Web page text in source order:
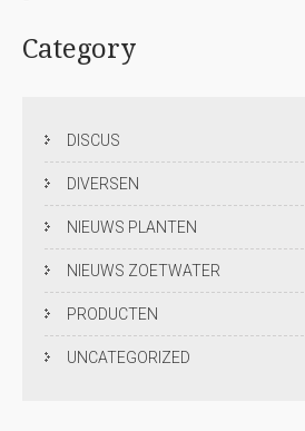
Category
DISCUS
DIVERSEN
NIEUWS PLANTEN
NIEUWS ZOETWATER
PRODUCTEN
UNCATEGORIZED